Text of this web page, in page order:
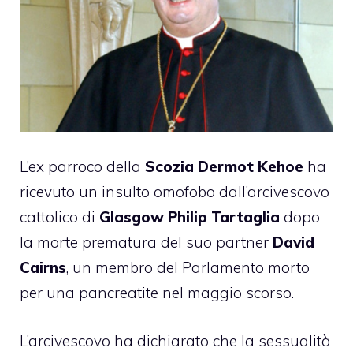
L’ex parroco della Scozia Dermot Kehoe ha
ricevuto un insulto omofobo dall’arcivescovo
cattolico di Glasgow Philip Tartaglia dopo
la morte prematura del suo partner David
Cairns, un membro del Parlamento morto
per una pancreatite nel maggio scorso.
L’arcivescovo ha dichiarato che la sessualità